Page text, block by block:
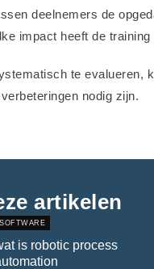
deelnemers de
impact heeft de
te evalueren,
nodig zijn.
artikelen
SOFTWARE
is robotic process